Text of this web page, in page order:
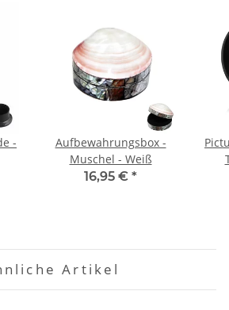
-
Aufbewahrungsbox -
Muschel - Weiß
16,95 € *
Artikel